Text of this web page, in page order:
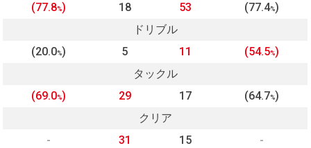
(77.8%) 18 53 (77.4%)
ドリブル
(20.0%) 5 11 (54.5%)
タックル
(69.0%) 29 17 (64.7%)
クリア
-
31 15
-